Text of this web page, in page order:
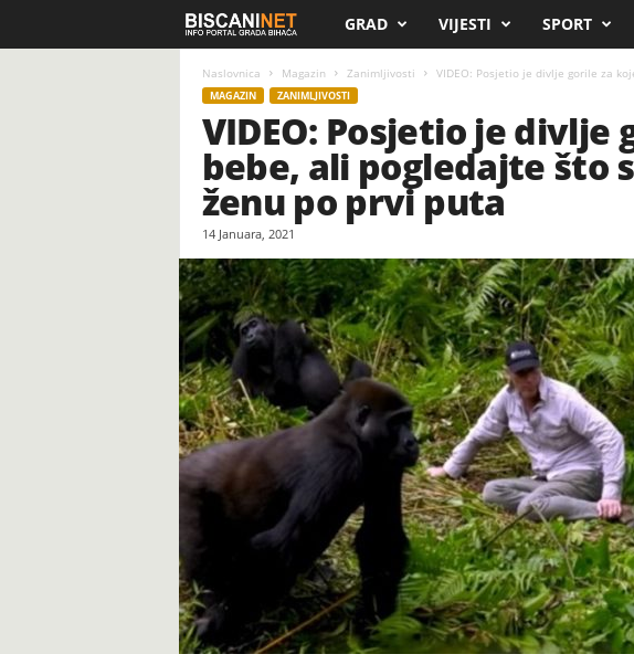
s
c
a
n
i
.
n
GRAD VIJESTI SPORT
Naslovnica Magazin Zanimljivosti VIDEO: Posjetio je divlje gorile za
MAGAZIN ZANIMLJIVOSTI
VIDEO: Posjetio je
bebe, ali pogledajte što
ženu po prvi puta
14 Januara, 2021